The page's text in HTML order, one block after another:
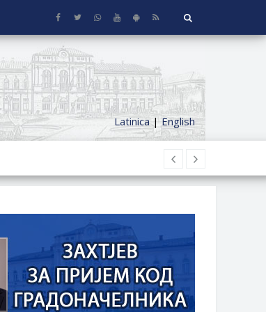
Latinica|English
СА ОКУЋНИЦОМ НА
ДОДАТАК ЗА